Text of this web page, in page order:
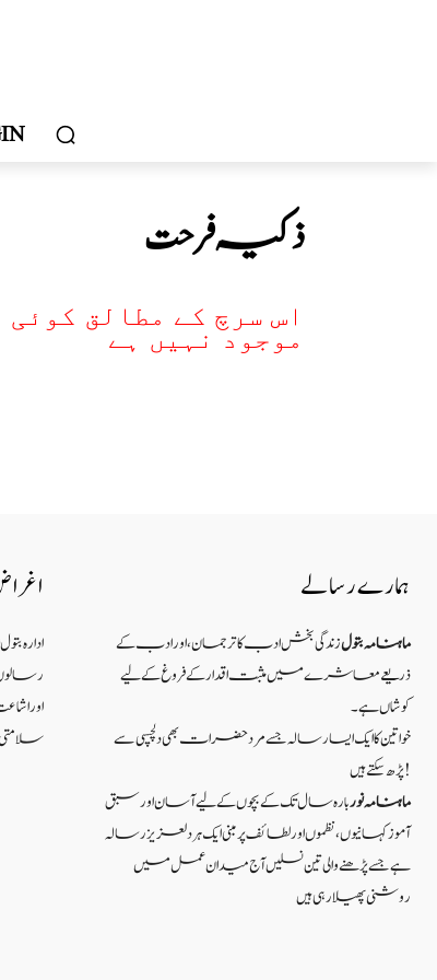
ذکیہ فرحت
اس سرچ کے مطالق کوئی
موجود نہیں ہے
ادارہ
اور
سلامتی
ہمارے رسالے
ماہنامہ بتولزندگی بخش ادب کا ترجمان، اور ادب کے
ذریعے معاشرے میں مثبت اقدار کے فروغ کے لیے
کوشاں ہے۔
خواتین کا ایک ایسا رسالہ جسے مرد حضرات بھی دلچسپی سے
پڑھ سکتے ہیں!
ماہنامہ نوربارہ سال تک کے بچوں کے لیے آسان اور سبق
آموزکہانیوں ،نظموں اور لطائف پر مبنی ایک ہر دلعزیز رسالہ
ہے جسے پڑھنے والی تین نسلیں آج میدان عمل میں
روشنی پھیلا رہی ہیں